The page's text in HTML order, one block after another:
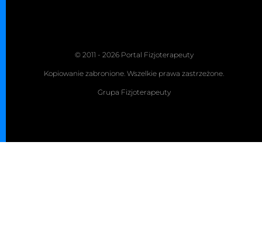
© 2011 - 2026 Portal Fizjoterapeuty
Kopiowanie zabronione. Wszelkie prawa zastrzeżone.
Grupa Fizjoterapeuty